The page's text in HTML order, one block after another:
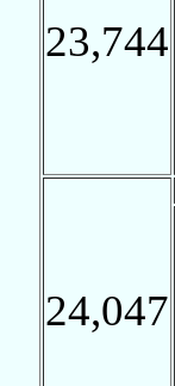
23,744
24,047